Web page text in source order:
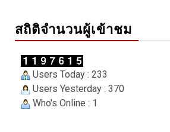
สถิติจำนวนผู้เข้าชม
Users Today : 233
Users Yesterday : 370
Who's Online : 1